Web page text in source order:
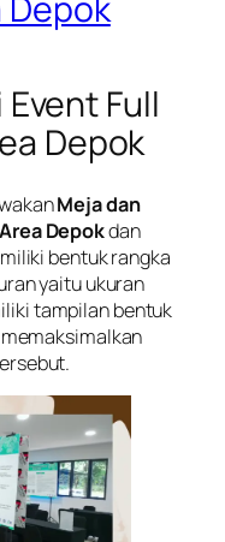
Full
Depok
Meja dan
Depokdan
bentuk rangka
yaitu ukuran
tampilan bentuk